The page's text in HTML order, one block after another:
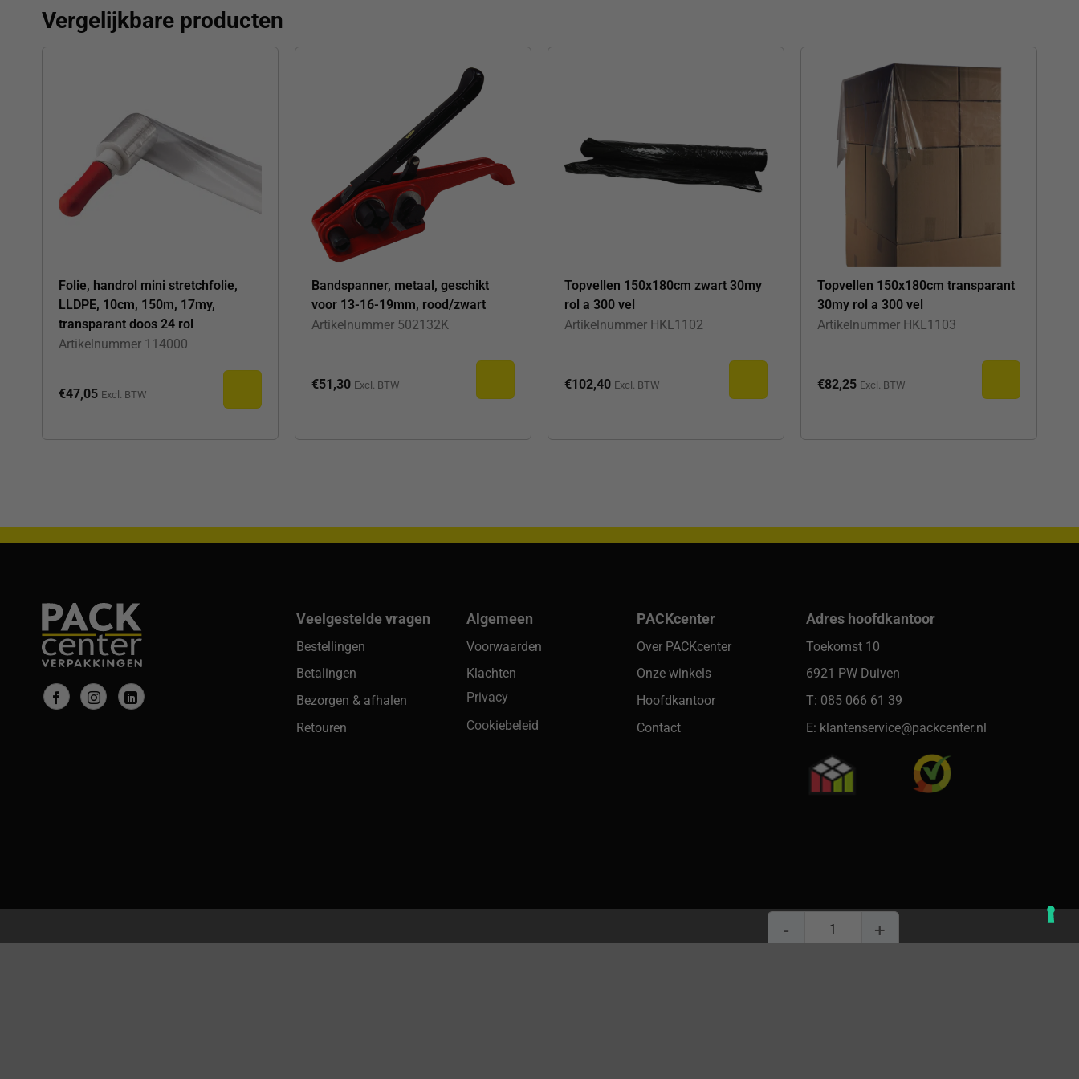
Vergelijkbare producten
Folie, handrol mini stretchfolie,
LLDPE, 10cm, 150m, 17my,
transparant doos 24 rol
Artikelnummer 114000
€47,05 Excl. BTW
Bandspanner, metaal, geschikt
voor 13-16-19mm, rood/zwart
Artikelnummer 502132K
€51,30 Excl. BTW
Topvellen 150x180cm zwart 30my
rol a 300 vel
Artikelnummer HKL1102
€102,40 Excl. BTW
Topvellen 150x180cm transparant
30my rol a 300 vel
Artikelnummer HKL1103
€82,25 Excl. BTW
Veelgestelde vragen
Bestellingen
Betalingen
Bezorgen & afhalen
Retouren
Algemeen
Voorwaarden
Klachten
Privacy
Cookiebeleid
PACKcenter
Over PACKcenter
Onze winkels
Hoofdkantoor
Contact
Adres hoofdkantoor
Toekomst 10
6921 PW Duiven
T: 085 066 61 39
E: klantenservice@packcenter.nl
Hoekprofielen karton 45x45x3mm 1200mm lang 66